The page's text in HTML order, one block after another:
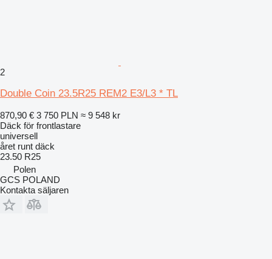
2
Double Coin 23.5R25 REM2 E3/L3 * TL
870,90 € 3 750 PLN ≈ 9 548 kr
Däck för frontlastare
universell
året runt däck
23.50 R25
Polen
GCS POLAND
Kontakta säljaren